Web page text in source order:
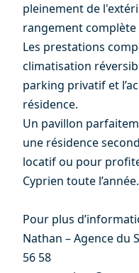
pleinement de
rangement complète
Les prestations
climatisation
parking privatif et
résidence.
Un pavillon
une résidence
locatif ou pour
Cyprien toute l’année.
Pour plus
Nathan – Agence du
56 58